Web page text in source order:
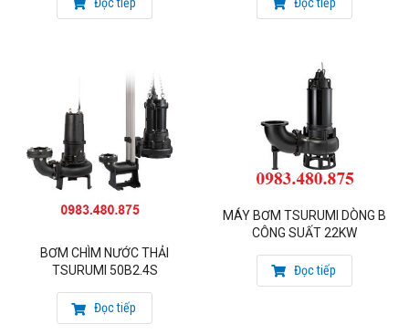
Nhiệt độ chất lỏng: 0- 40°C
Vật liệu: Thân, cánh bằng gang
Có bộ phận nâng dầu (Oil Lifter): giúp trục động cơ được bôi
trơn liên tục, nâng cao tuổi thọ cho máy bơm. (Sáng chế độc
quyền của Tsurumi
Kèm cáp tiêu chuẩn: 10m Nhà sản xuất: Tsurumi – Japan
BƠM CHÌM NƯỚC THẢI
TSURUMI 50B2.4S
Đọc tiếp
MÁY BƠM TSURUMI DÒNG B
CÔNG SUẤT 22KW
Đọc tiếp